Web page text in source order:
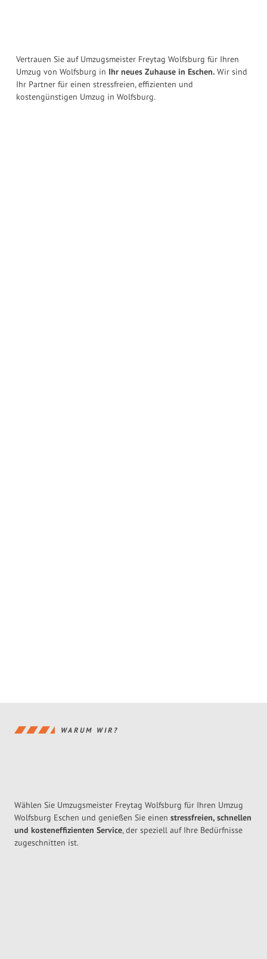
Vertrauen Sie auf Umzugsmeister Freytag Wolfsburg für Ihren
Umzug von Wolfsburg in Ihr neues Zuhause in Eschen. Wir sind
Ihr Partner für einen stressfreien, effizienten und
kostengünstigen Umzug in Wolfsburg.
WARUM WIR?
Wählen Sie Umzugsmeister Freytag Wolfsburg für Ihren Umzug
Wolfsburg Eschen und genießen Sie einen stressfreien, schnellen
und kosteneffizienten Service, der speziell auf Ihre Bedürfnisse
zugeschnitten ist.